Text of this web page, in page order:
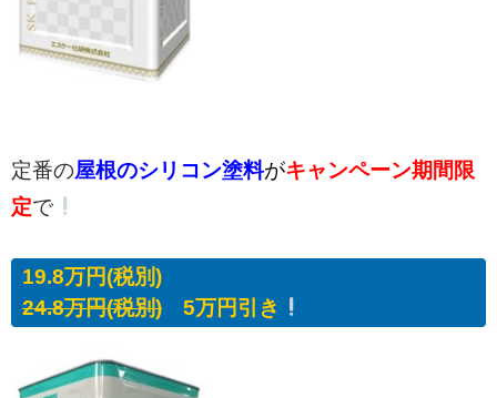
定番の屋根のシリコン塗料がキャンペーン期間限
定で
19.8万円(税別)
24.8万円(税別) 5万円引き